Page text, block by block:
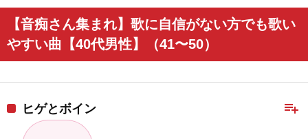
【音痴さん集まれ】歌に自信がない方でも歌い
やすい曲【40代男性】（41〜50）
playlist_add
ヒゲとボイン